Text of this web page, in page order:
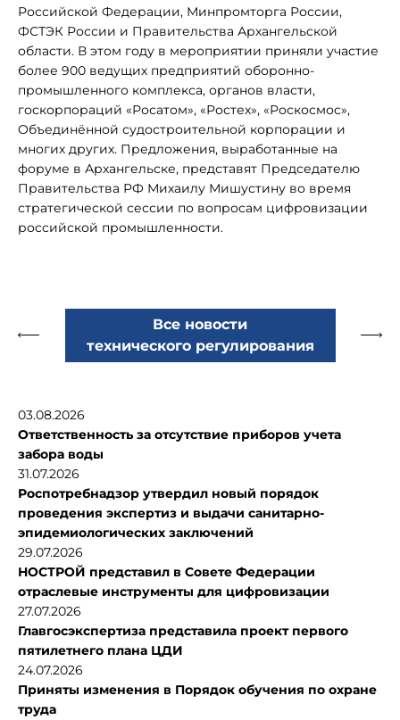
Российской Федерации, Минпромторга России,
ФСТЭК России и Правительства Архангельской
области. В этом году в мероприятии приняли участие
более 900 ведущих предприятий оборонно-
промышленного комплекса, органов власти,
госкорпораций «Росатом», «Ростех», «Роскосмос»,
Объединённой судостроительной корпорации и
многих других. Предложения, выработанные на
форуме в Архангельске, представят Председателю
Правительства РФ Михаилу Мишустину во время
стратегической сессии по вопросам цифровизации
российской промышленности.
Все новости
технического регулирования
03.08.2026
Ответственность за отсутствие приборов учета
забора воды
31.07.2026
Роспотребнадзор утвердил новый порядок
проведения экспертиз и выдачи санитарно-
эпидемиологических заключений
29.07.2026
НОСТРОЙ представил в Совете Федерации
отраслевые инструменты для цифровизации
27.07.2026
Главгосэкспертиза представила проект первого
пятилетнего плана ЦДИ
24.07.2026
Приняты изменения в Порядок обучения по охране
труда